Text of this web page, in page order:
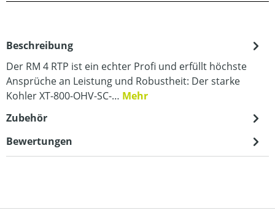
Beschreibung
Der RM 4 RTP ist ein echter Profi und erfüllt höchste
Ansprüche an Leistung und Robustheit: Der starke
Kohler XT-800-OHV-SC-… Mehr
Zubehör
Bewertungen